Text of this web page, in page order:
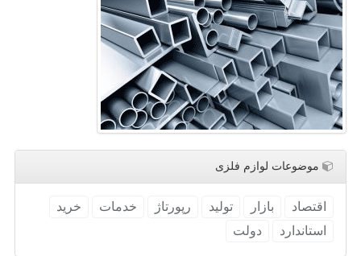
موضوعات لوازم فلزی
اقتصاد بازار تولید رپورتاژ خدمات
خرید
استاندارد
دولت